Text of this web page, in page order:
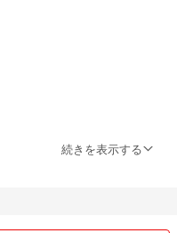
続きを表示する